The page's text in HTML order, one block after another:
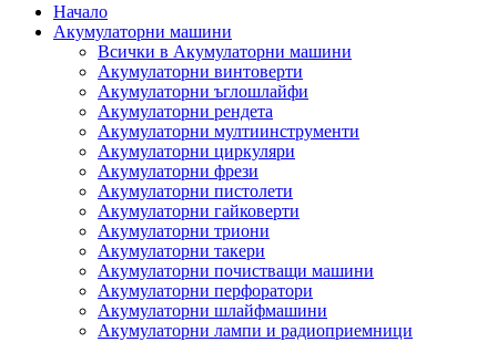
Начало
Акумулаторни машини
Всички в Акумулаторни машини
Акумулаторни винтоверти
Акумулаторни ъглошлайфи
Акумулаторни рендета
Акумулаторни мултиинструменти
Акумулаторни циркуляри
Акумулаторни фрези
Акумулаторни пистолети
Акумулаторни гайковерти
Акумулаторни триони
Акумулаторни такери
Акумулаторни почистващи машини
Акумулаторни перфоратори
Акумулаторни шлайфмашини
Акумулаторни лампи и радиоприемници